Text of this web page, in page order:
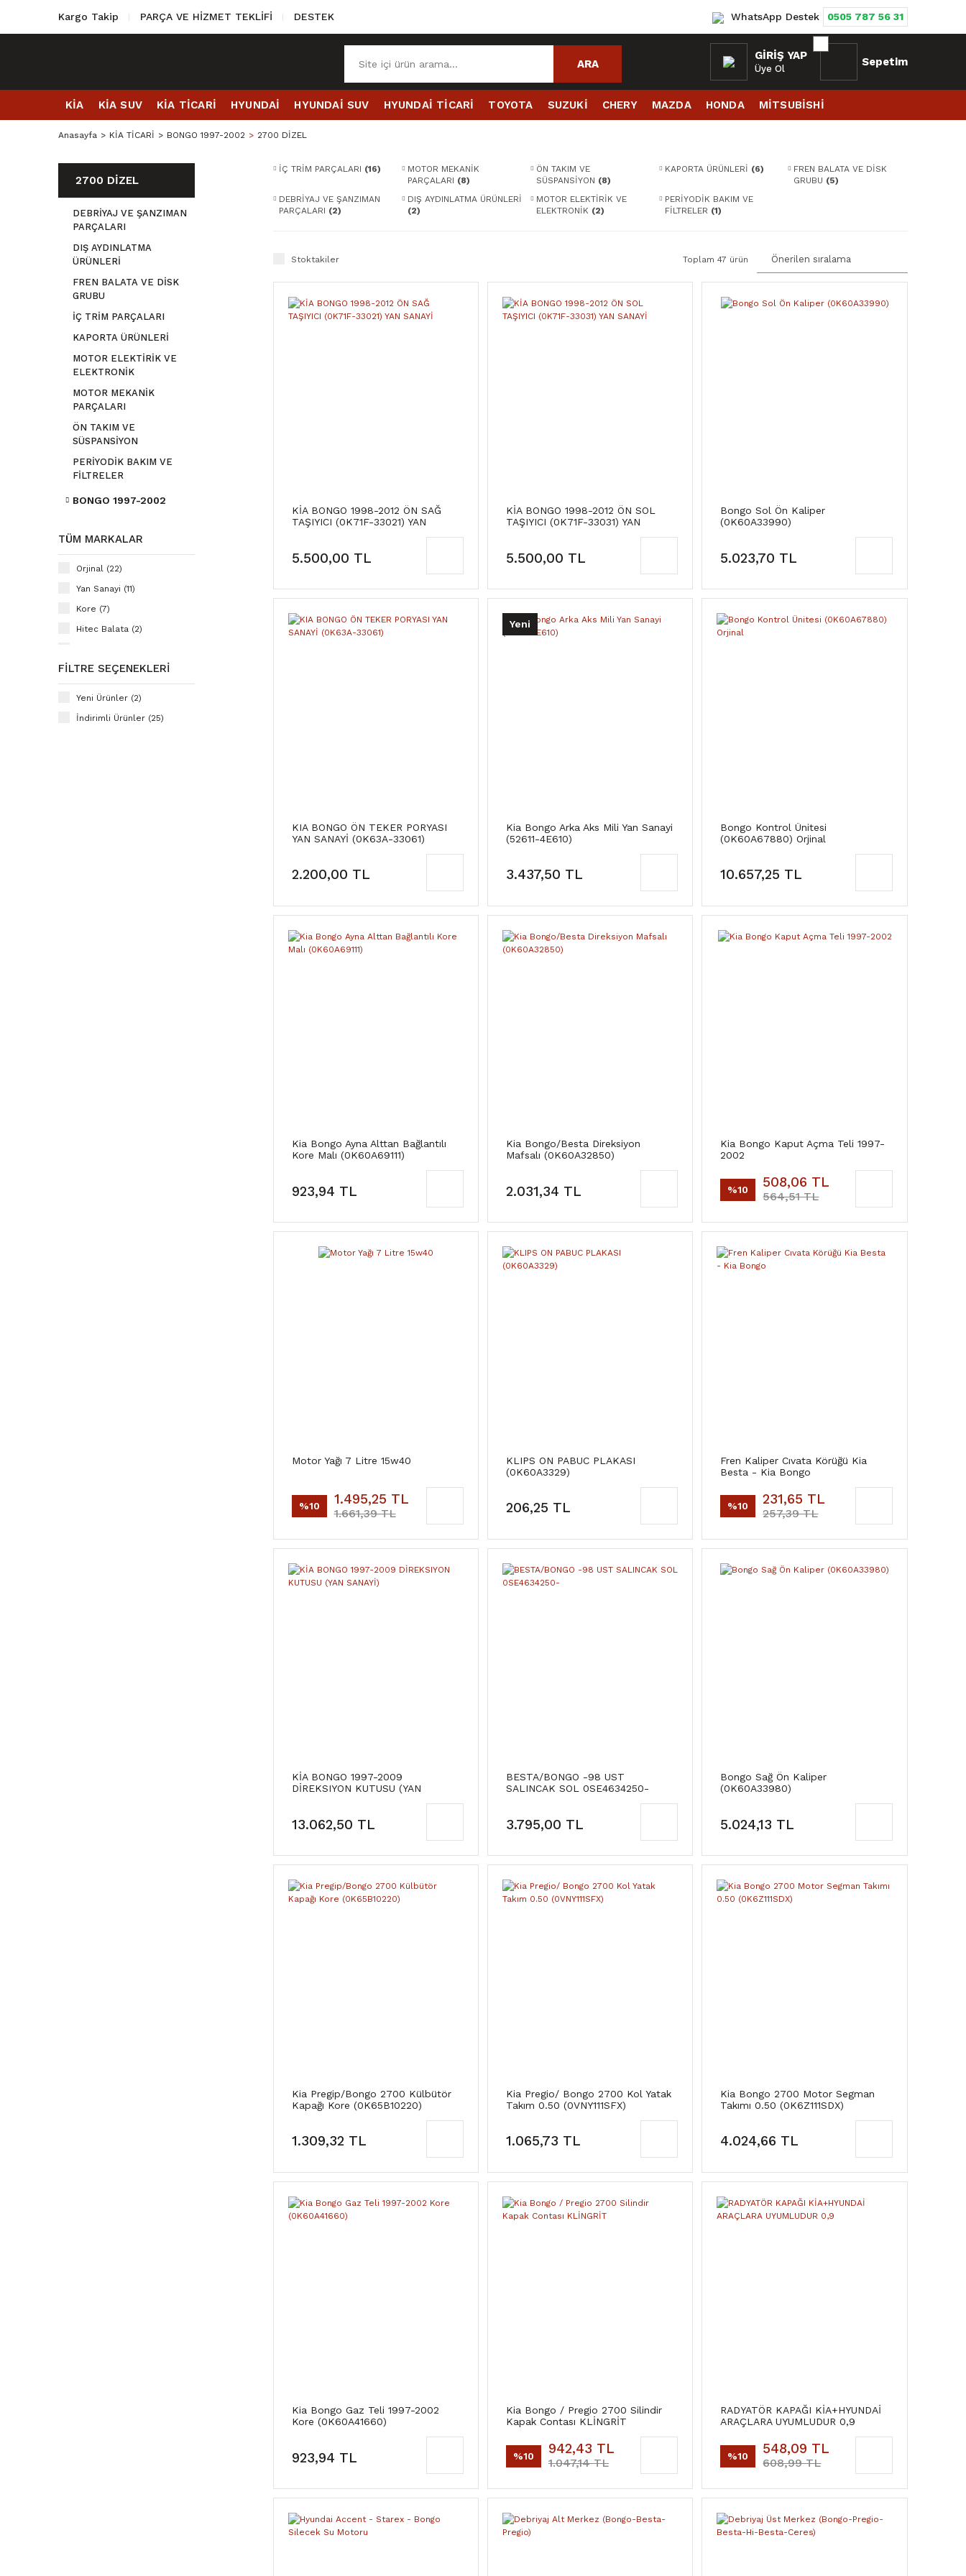
Kargo Takip PARÇA VE HİZMET TEKLİFİ DESTEK WhatsApp Destek 0505 787 56 31
ARA
GIRIŞ YAP
Üye Ol
Sepetim
KİA KİA SUV KİA TİCARİ HYUNDAİ HYUNDAİ SUV HYUNDAİ TİCARİ TOYOTA SUZUKİ CHERY MAZDA HONDA MİTSUBİSHİ
Anasayfa KİA TİCARİ BONGO 1997-2002 2700 DİZEL
2700 DİZEL
DEBRİYAJ VE ŞANZIMAN
PARÇALARI
DIŞ AYDINLATMA
ÜRÜNLERİ
FREN BALATA VE DİSK
GRUBU
İÇ TRİM PARÇALARI
KAPORTA ÜRÜNLERİ
MOTOR ELEKTİRİK VE
ELEKTRONİK
MOTOR MEKANİK
PARÇALARI
ÖN TAKIM VE
SÜSPANSİYON
PERİYODİK BAKIM VE
FİLTRELER
BONGO 1997-2002
TÜM MARKALAR
Orjinal (22)
Yan Sanayi (11)
Kore (7)
Hitec Balata (2)
FILTRE SEÇENEKLERI
Yeni Ürünler (2)
İndirimli Ürünler (25)
İÇ TRİM PARÇALARI (16)
MOTOR MEKANİK
PARÇALARI (8)
ÖN TAKIM VE
SÜSPANSİYON (8)
KAPORTA ÜRÜNLERİ (6)
FREN BALATA VE DİSK
GRUBU (5)
DEBRİYAJ VE ŞANZIMAN
PARÇALARI (2)
DIŞ AYDINLATMA ÜRÜNLERİ
(2)
MOTOR ELEKTİRİK VE
ELEKTRONİK (2)
PERİYODİK BAKIM VE
FİLTRELER (1)
Stoktakiler Toplam 47 ürün
KİA BONGO 1998-2012 ÖN SAĞ
TAŞIYICI (0K71F-33021) YAN
5.500,00 TL
KİA BONGO 1998-2012 ÖN SOL
TAŞIYICI (0K71F-33031) YAN
5.500,00 TL
Bongo Sol Ön Kaliper
(0K60A33990)
5.023,70 TL
KIA BONGO ÖN TEKER PORYASI
YAN SANAYİ (0K63A-33061)
2.200,00 TL
Yeni
Kia Bongo Arka Aks Mili Yan Sanayi
(52611-4E610)
3.437,50 TL
Bongo Kontrol Ünitesi
(0K60A67880) Orjinal
10.657,25 TL
Kia Bongo Ayna Alttan Bağlantılı
Kore Malı (0K60A69111)
923,94 TL
Kia Bongo/Besta Direksiyon
Mafsalı (0K60A32850)
2.031,34 TL
Kia Bongo Kaput Açma Teli 1997-
2002
%10 508,06 TL
564,51 TL
Motor Yağı 7 Litre 15w40
%10 1.495,25 TL
1.661,39 TL
KLIPS ON PABUC PLAKASI
(0K60A3329)
206,25 TL
Fren Kaliper Cıvata Körüğü Kia
Besta - Kia Bongo
%10 231,65 TL
257,39 TL
KİA BONGO 1997-2009
DİREKSIYON KUTUSU (YAN
13.062,50 TL
BESTA/BONGO -98 UST
SALINCAK SOL 0SE4634250-
3.795,00 TL
Bongo Sağ Ön Kaliper
(0K60A33980)
5.024,13 TL
Kia Pregip/Bongo 2700 Külbütör
Kapağı Kore (0K65B10220)
1.309,32 TL
Kia Pregio/ Bongo 2700 Kol Yatak
Takım 0.50 (0VNY111SFX)
1.065,73 TL
Kia Bongo 2700 Motor Segman
Takımı 0.50 (0K6Z111SDX)
4.024,66 TL
Kia Bongo Gaz Teli 1997-2002
Kore (0K60A41660)
923,94 TL
Kia Bongo / Pregio 2700 Silindir
Kapak Contası KLİNGRİT
%10 942,43 TL
1.047,14 TL
RADYATÖR KAPAĞI KİA+HYUNDAİ
ARAÇLARA UYUMLUDUR 0,9
%10 548,09 TL
608,99 TL